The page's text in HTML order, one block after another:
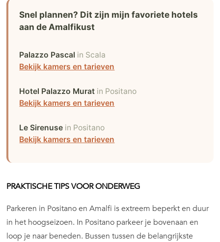
Snel plannen? Dit zijn mijn favoriete hotels
aan de Amalfikust
Palazzo Pascal in Scala
Bekijk kamers en tarieven
Hotel Palazzo Murat in Positano
Bekijk kamers en tarieven
Le Sirenuse in Positano
Bekijk kamers en tarieven
PRAKTISCHE TIPS VOOR ONDERWEG
Parkeren in Positano en Amalfi is extreem beperkt en duur
in het hoogseizoen. In Positano parkeer je bovenaan en
loop je naar beneden. Bussen tussen de belangrijkste